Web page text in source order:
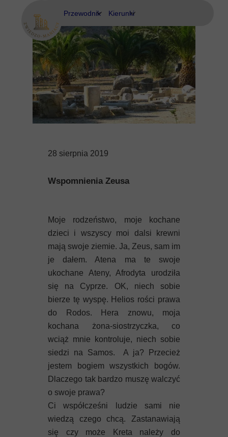
Przewodnik
Eubea
Kos
Rodos
Kierunki
Ateny
Delfy
Eubea
Kalimnos
Kos
Mykeny
Rodos
Samos
Symi
Thasos
Lanzarote
28 sierpnia 2019
Wspomnienia Zeusa
Moje rodzeństwo, moje kochane
dzieci i wszyscy moi dalsi krewni
mają swoje ziemie. Ja, Zeus, sam im
je dałem. Atena ma te swoje
ukochane Ateny, Afrodyta urodziła
się na Cyprze. OK, niech sobie
bierze tę wyspę. Helios rości prawa
do Rodos. Hera znowu, moja
kochana żona-siostrzyczka, co
wciąż mnie kontroluje, niech sobie
siedzi na Samos. A ja? Przecież
jestem bogiem wszystkich bogów.
Dlaczego tak bardzo muszę walczyć
o swoje prawa?
Ci współcześni ludzie sami nie
wiedzą czego chcą. Zastanawiają
się czy może Kreta należy do